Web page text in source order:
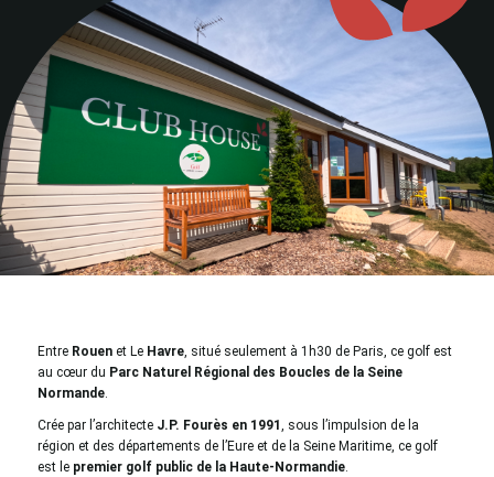
Entre Rouenet Le Havre, situé seulement à 1h30 de Paris, ce golf est
au cœur du Parc Naturel Régional des Boucles de la Seine
Normande.
Crée par l’architecte J.P. Fourès en 1991 , sous l’impulsion de la
région et des départements de l’Eure et de la Seine Maritime, ce golf
est le premier golf public de la Haute-Normandie.